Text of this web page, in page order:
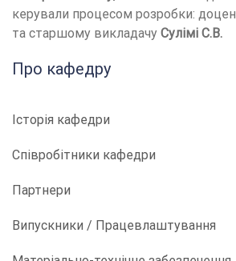
керували процесом розробки:
та старшому викладачу Сулімі С.В.
Про кафедру
Історія кафедри
Співробітники кафедри
Партнери
Випускники / Працевлаштування